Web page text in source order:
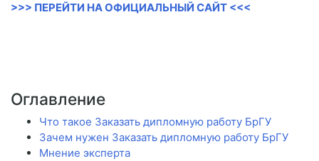
>>> ПЕРЕЙТИ НА ОФИЦИАЛЬНЫЙ САЙТ <<<
Оглавление
Что такое Заказать дипломную работу БрГУ
Зачем нужен Заказать дипломную работу БрГУ
Мнение эксперта